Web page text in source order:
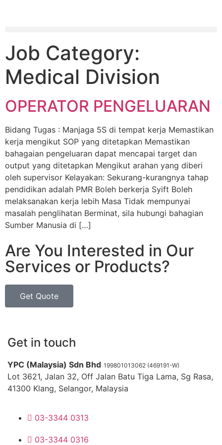
Job Category:
Medical Division
OPERATOR PENGELUARAN
Bidang Tugas : Manjaga 5S di tempat kerja Memastikan
kerja mengikut SOP yang ditetapkan Memastikan
bahagaian pengeluaran dapat mencapai target dan
output yang ditetapkan Mengikut arahan yang diberi
oleh supervisor Kelayakan: Sekurang-kurangnya tahap
pendidikan adalah PMR Boleh berkerja Syift Boleh
melaksanakan kerja lebih Masa Tidak mempunyai
masalah penglihatan Berminat, sila hubungi bahagian
Sumber Manusia di […]
Are You Interested in Our
Services or Products?
Get Quote
Get in touch
YPC (Malaysia) Sdn Bhd 199801013062 (469191-W)
Lot 3621, Jalan 32, Off Jalan Batu Tiga Lama, Sg Rasa,
41300 Klang, Selangor, Malaysia
03-3344 0313
03-3344 0316